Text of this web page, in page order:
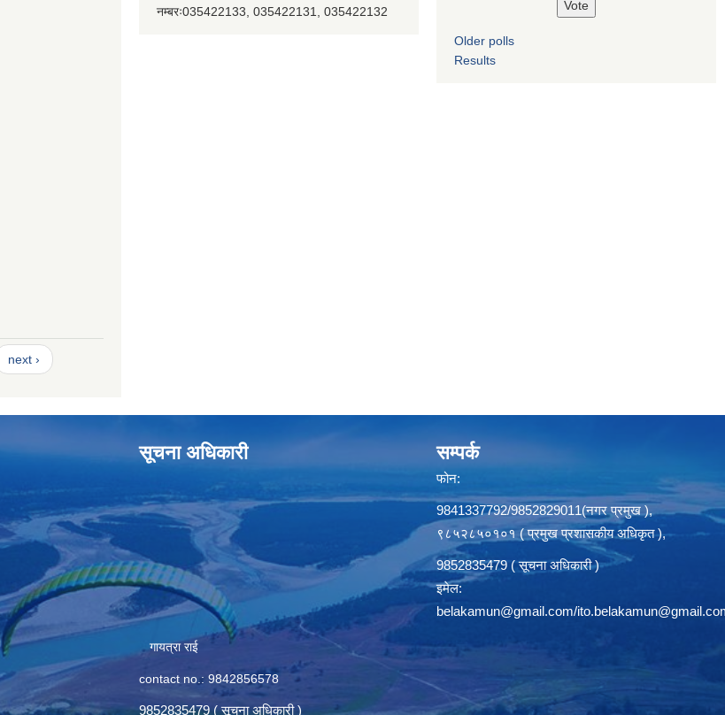
next ›
नम्बरः035422133, 035422131, 035422132
Older polls
Results
सूचना अधिकारी
गायत्रा राई
contact no.: 9842856578
9852835479 ( सूचना अधिकारी )
सम्पर्क
फोन:
9841337792/9852829011(नगर प्रमुख ),
९८५२८५०१०१ ( प्रमुख प्रशासकीय अधिकृत ),
9852835479 ( सूचना अधिकारी )
इमेल:
belakamun@gmail.com/